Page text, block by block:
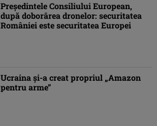
Președintele Consiliului European,
după doborârea dronelor: securitatea
României este securitatea Europei
Ucraina și-a creat propriul „Amazon
pentru arme”